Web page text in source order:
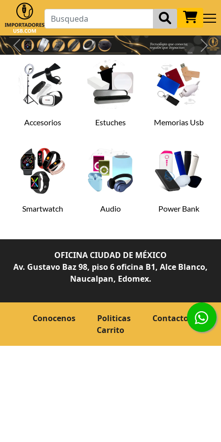
Previous Next
Accesorios Estuches Memorias Usb
Smartwatch Audio Power Bank
OFICINA CIUDAD DE MÉXICO
Av. Gustavo Baz 98, piso 6 oficina B1, Alce Blanco,
Naucalpan, Edomex.
Conocenos Politicas
Contacto
Carrito